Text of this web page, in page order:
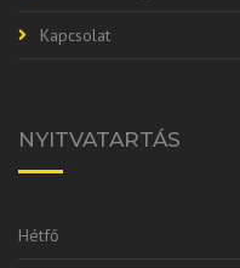
Kapcsolat
NYITVATARTÁS
Hétfő